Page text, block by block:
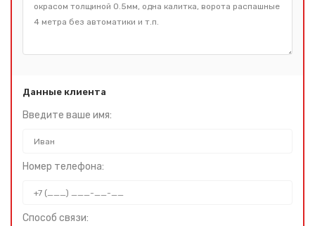
Данные клиента
Введите ваше имя:
Номер телефона:
Способ связи: